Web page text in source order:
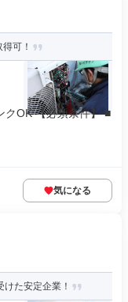
可！
OK 【必須条件】 ■
気になる
た安定企業！